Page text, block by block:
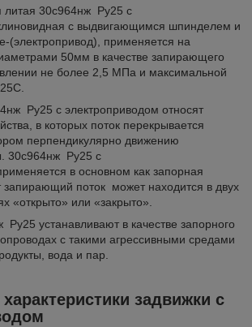
литая 30с964нж Ру25 с
с выдвигающимся шпинделем и
(электропривод), применяется на
50мм в качестве запирающего
не более 2,5 МПа и максимальной
Ру25 с электроприводом относят
в которых поток перекрывается
перпендикулярно движению
30с964нж Ру25 с
в основном как запорная
запирающий поток может находится в двух
«открыто» или «закрыто».
Ру25 устанавливают в качестве запорного
с такими агрессивными средами
вода и пар.
задвижки с